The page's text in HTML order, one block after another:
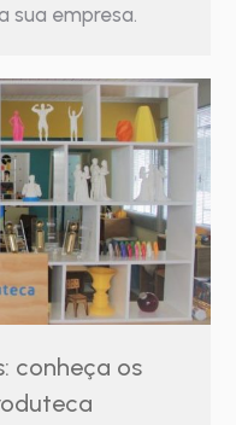
sua empresa.
conheça os